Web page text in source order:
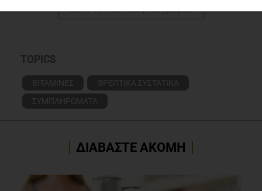
Δείτε το διαιτολογικό γραφείο
TOPICS
ΒΙΤΑΜΙΝΕΣ
ΘΡΕΠΤΙΚΑ ΣΥΣΤΑΤΙΚΑ
ΣΥΜΠΛΗΡΩΜΑΤΑ
ΔΙΑΒΑΣΤΕ ΑΚΟΜΗ